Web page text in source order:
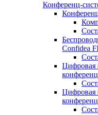
Конференц-
Confidea
Цифровая
Цифровая